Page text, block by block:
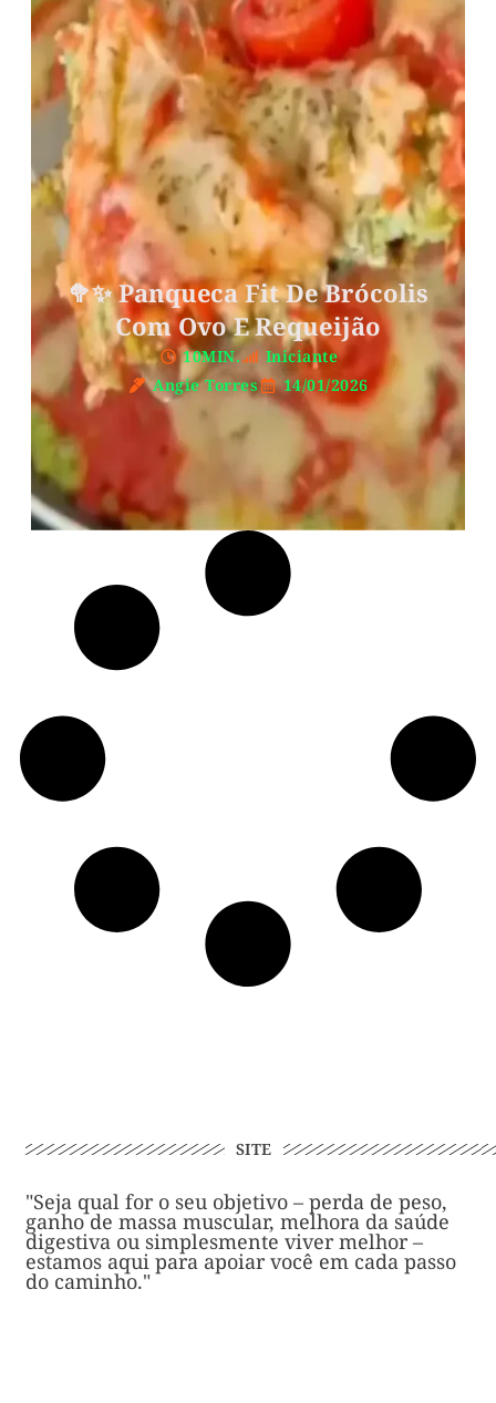
🥦✨ Panqueca Fit De Brócolis
Com Ovo E Requeijão
10MIN.
Iniciante
Angie Torres
14/01/2026
SITE
"Seja qual for o seu objetivo – perda de peso,
ganho de massa muscular, melhora da saúde
digestiva ou simplesmente viver melhor –
estamos aqui para apoiar você em cada passo
do caminho."